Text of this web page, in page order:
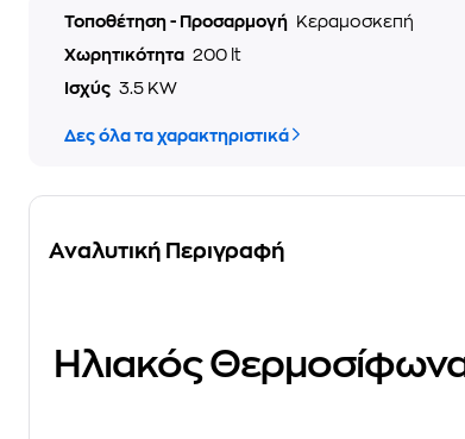
Τοποθέτηση - Προσαρμογή Κεραμοσκεπή
Χωρητικότητα 200 lt
Ισχύς 3.5 ΚW
Δες όλα τα χαρακτηριστικά
Αναλυτική Περιγραφή
Ηλιακός